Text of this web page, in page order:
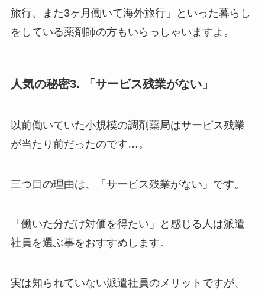
旅行、また3ヶ月働いて海外旅行」といった暮らし
をしている薬剤師の方もいらっしゃいますよ。
人気の秘密3. 「サービス残業がない」
以前働いていた小規模の調剤薬局はサービス残業
が当たり前だったのです…。
三つ目の理由は、「サービス残業がない」です。
「働いた分だけ対価を得たい」と感じる人は派遣
社員を選ぶ事をおすすめします。
実は知られていない派遣社員のメリットですが、